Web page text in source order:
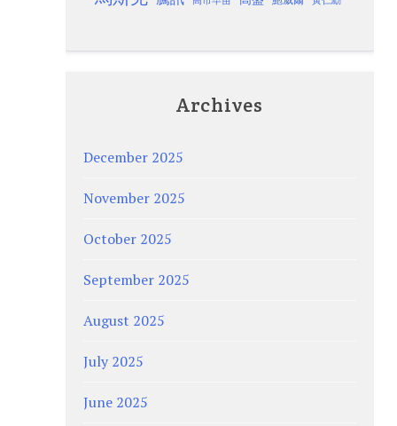
Archives
December 2025
November 2025
October 2025
September 2025
August 2025
July 2025
June 2025